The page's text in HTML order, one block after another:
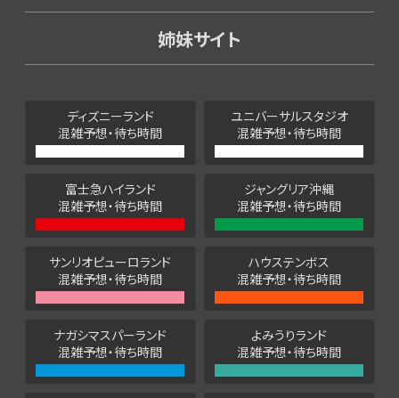
姉妹サイト
ディズニーランド
混雑予想・待ち時間
ユニバーサルスタジオ
混雑予想・待ち時間
富士急ハイランド
混雑予想・待ち時間
ジャングリア沖縄
混雑予想・待ち時間
サンリオピューロランド
混雑予想・待ち時間
ハウステンボス
混雑予想・待ち時間
ナガシマスパーランド
混雑予想・待ち時間
よみうりランド
混雑予想・待ち時間